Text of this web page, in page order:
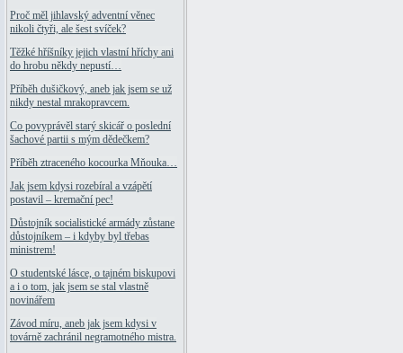
Proč měl jihlavský adventní věnec
nikoli čtyři, ale šest svíček?
Těžké hříšníky jejich vlastní hříchy ani
do hrobu někdy nepustí…
Příběh dušičkový, aneb jak jsem se už
nikdy nestal mrakopravcem.
Co povyprávěl starý skicář o poslední
šachové partii s mým dědečkem?
Příběh ztraceného kocourka Mňouka…
Jak jsem kdysi rozebíral a vzápětí
postavil – kremační pec!
Důstojník socialistické armády zůstane
důstojníkem – i kdyby byl třebas
ministrem!
O studentské lásce, o tajném biskupovi
a i o tom, jak jsem se stal vlastně
novinářem
Závod míru, aneb jak jsem kdysi v
továrně zachránil negramotného mistra.